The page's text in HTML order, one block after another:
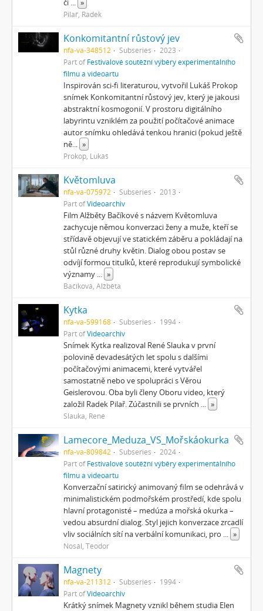
či ... »
Pilař, Radek
Konkomitantní růstový jev
nfa-va-348512 Subseries
2023
Part ofFestivalové soutěžní výběry experimentálního
filmu a videoartu
Inspirován sci-fi literaturou, vytvořil Lukáš Prokop
snímek Konkomitantní růstový jev, který je jakousi
abstraktní kosmogonií. V prostoru digitálního
labyrintu vzniklém za použití počítačové animace
autor snímku ohledává tenkou hranici (pokud ještě
ně... »
Prokop, Lukáš
Květomluva
nfa-va-075972 Subseries
2013
Part ofVideoarchiv
Film Alžběty Bačíkové s názvem Květomluva
zachycuje němou konverzaci ženy a muže, kteří se
střídavě objevují ve statickém záběru a pokládají na
stůl různé druhy květin. Dialog obou postav se
odvíjí formou titulků, které reprodukují symbolické
významy ... »
Bačíková, Alžběta
Kytka
nfa-va-599168 Subseries
1994
Part ofVideoarchiv
Snímek Kytka realizoval René Slauka v první
polovině devadesátých let spolu s dalšími
počítačovými animacemi, které vytvářel
samostatně nebo ve spolupráci s Věrou
Geislerovou. Oba byli členy Oboru video, který
založil Radek Pilař. Zúčastnili se prvních ... »
Slauka, René
Lamecore_Meduza_VS_Mořskáokurka
nfa-va-809842 Subseries
2024
Part ofFestivalové soutěžní výběry experimentálního
filmu a videoartu
Konverzační satirický animovaný film se odehrává v
minimalistickém podmořském prostředí, kde spolu
hlavní protagonisté – medúza a mořská okurka –
vedou absurdní dialog. Styl jejich konverzace zrcadlí
vliv sociálních sítí na verbální komunikaci, pro ... »
Nosál, Teodor
Magnety
nfa-va-211312 Subseries
1994
Part ofVideoarchiv
Krátký snímek Magnety vznikl během studia Elen